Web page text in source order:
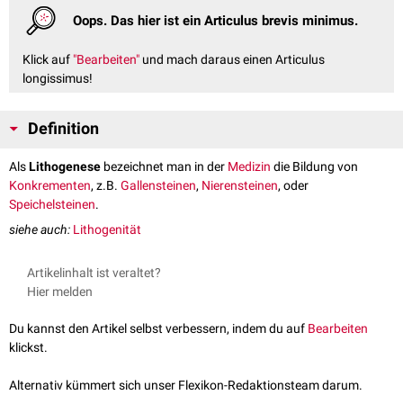
Oops. Das hier ist ein Articulus brevis minimus.
Klick auf "Bearbeiten" und mach daraus einen Articulus
longissimus!
Definition
AlsLithogenese bezeichnet man in der Medizin die Bildung von
Konkrementen, z.B. Gallensteinen, Nierensteinen, oder
Speichelsteinen.
siehe auch: Lithogenität
Artikelinhalt ist veraltet?
Hier melden
Du kannst den Artikel selbst verbessern, indem du auf Bearbeiten
klickst.
Alternativ kümmert sich unser Flexikon-Redaktionsteam darum.